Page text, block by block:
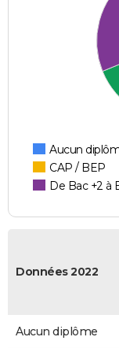
Aucun
CAP / BEP
De Bac +2 à
Données 2022
Aucun diplôme